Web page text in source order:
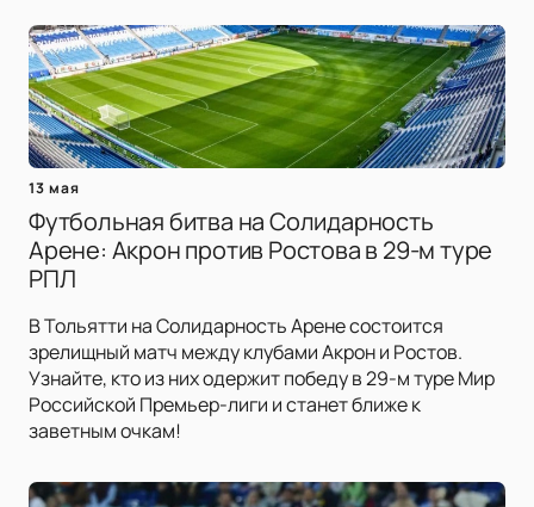
13 мая
Футбольная битва на Солидарность
Арене: Акрон против Ростова в 29-м туре
РПЛ
В Тольятти на Солидарность Арене состоится
зрелищный матч между клубами Акрон и Ростов.
Узнайте, кто из них одержит победу в 29-м туре Мир
Российской Премьер-лиги и станет ближе к
заветным очкам!